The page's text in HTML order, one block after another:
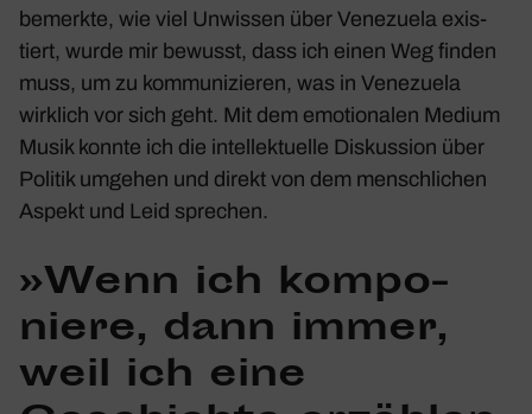
bemerkte, wie viel Unwissen über Vene­zuela exis­
tiert, wurde mir bewusst, dass ich einen Weg finden
muss, um zu kommu­ni­zieren, was in Vene­zuela
wirk­lich vor sich geht. Mit dem emotio­nalen Medium
Musik konnte ich die intel­lek­tu­elle Diskus­sion über
Politik umgehen und direkt von dem mensch­li­chen
Aspekt und Leid spre­chen.
»Wenn ich kompo­
niere, dann immer,
weil ich eine